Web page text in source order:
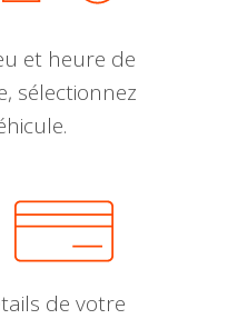
et heure de
sélectionnez
de votre